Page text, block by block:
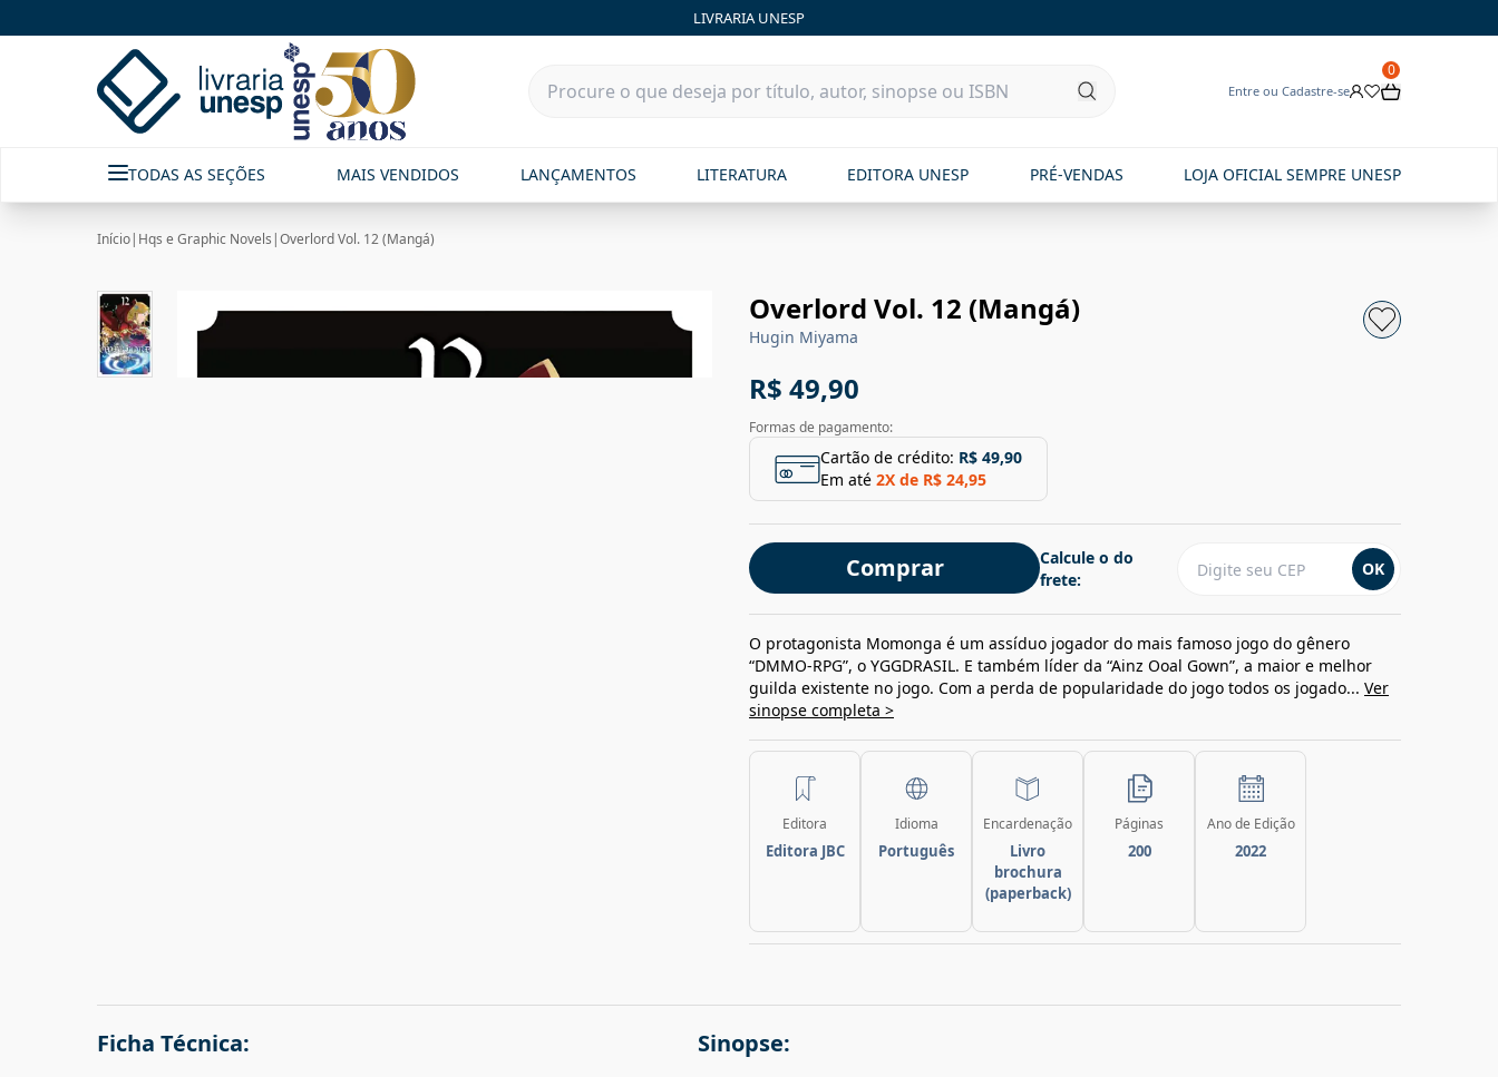
LIVRARIA UNESP
Entre ou Cadastre-se
0
TODAS AS SEÇÕES MAIS VENDIDOS LANÇAMENTOS LITERATURA EDITORA UNESP PRÉ-VENDAS LOJA OFICIAL SEMPRE UNESP
Início| Hqs e Graphic Novels |Overlord Vol. 12 (Mangá)
Overlord Vol. 12 (Mangá)
Hugin Miyama
R$ 49,90
Formas de pagamento:
Cartão de crédito: R$ 49,90
Em até 2X de R$ 24,95
Comprar
Calcule o do
frete:
OK
O protagonista Momonga é um assíduo jogador do mais famoso jogo do gênero
“DMMO-RPG”, o YGGDRASIL. E também líder da “Ainz Ooal Gown”, a maior e melhor
guilda existente no jogo. Com a perda de popularidade do jogo todos os jogado... Ver
sinopse completa >
Editora
Editora JBC
Idioma
Português
Encardenação
Livro
brochura
(paperback)
Páginas
200
Ano de Edição
2022
Ficha Técnica: Sinopse: